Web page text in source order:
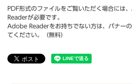
PDF形式のファイルをご覧いただく場合には
Readerが必要です。
Adobe Readerをお持ちでない方は、バナー
てください。（無料）